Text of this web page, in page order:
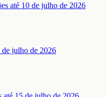
até 10 de julho de 2026
de julho de 2026